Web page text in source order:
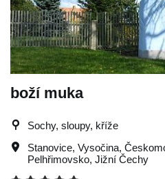
boží muka
Sochy, sloupy, kříže
Stanovice, Vysočina,
Pelhřimovsko, Jižní Čechy